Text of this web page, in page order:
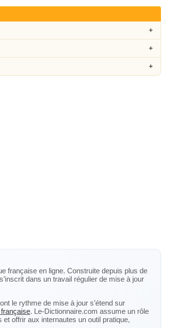
française en ligne. Construite depuis plus de
s’inscrit dans un travail régulier de mise à jour
le rythme de mise à jour s’étend sur
française. Le-Dictionnaire.com assume un rôle
offrir aux internautes un outil pratique,